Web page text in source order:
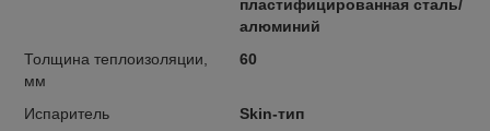
пластифицированная сталь/
алюминий
Толщина теплоизоляции,
мм
60
Испаритель
Skin-тип